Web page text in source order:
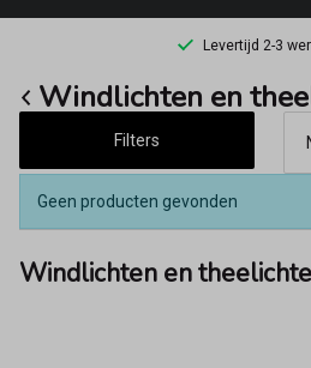
Levertijd 2-3
Windlichten
theelichten
-
Fifty8
Windlichten en
Filters
Geen producten gevonden
Windlichten en